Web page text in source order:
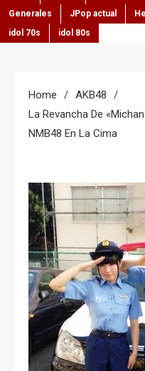
Generales
JPop actual
idol 70s
idol 80s
Home
AKB48
La Revancha De
NMB48 En La Cima